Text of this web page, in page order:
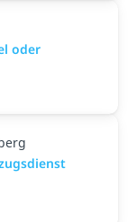
oder